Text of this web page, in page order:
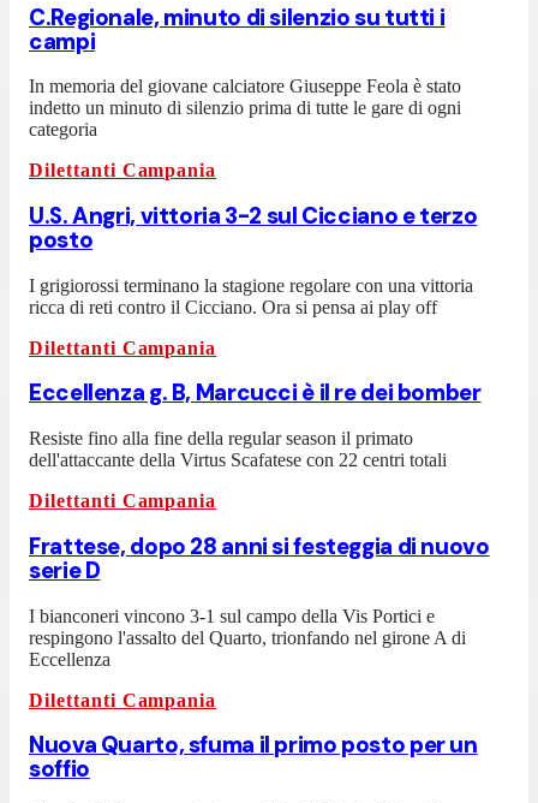
C.Regionale, minuto di silenzio su tutti i
campi
In memoria del giovane calciatore Giuseppe Feola è stato
indetto un minuto di silenzio prima di tutte le gare di ogni
categoria
Dilettanti Campania
U.S. Angri, vittoria 3-2 sul Cicciano e terzo
posto
I grigiorossi terminano la stagione regolare con una vittoria
ricca di reti contro il Cicciano. Ora si pensa ai play off
Dilettanti Campania
Eccellenza g. B, Marcucci è il re dei bomber
Resiste fino alla fine della regular season il primato
dell'attaccante della Virtus Scafatese con 22 centri totali
Dilettanti Campania
Frattese, dopo 28 anni si festeggia di nuovo
serie D
I bianconeri vincono 3-1 sul campo della Vis Portici e
respingono l'assalto del Quarto, trionfando nel girone A di
Eccellenza
Dilettanti Campania
Nuova Quarto, sfuma il primo posto per un
soffio